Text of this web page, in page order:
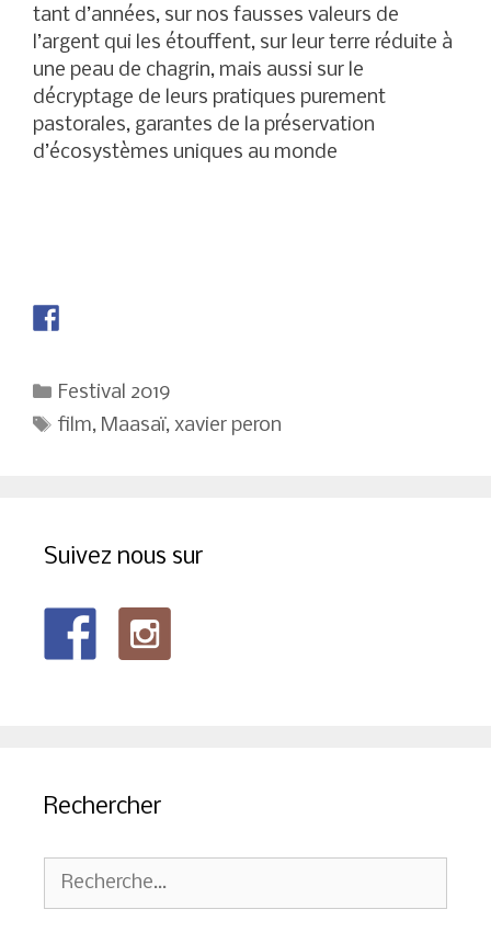
tant d’années, sur nos fausses valeurs de
l’argent qui les étouffent, sur leur terre réduite à
une peau de chagrin, mais aussi sur le
décryptage de leurs pratiques purement
pastorales, garantes de la préservation
d’écosystèmes uniques au monde
Catégories
Festival 2019
Étiquettes
film, Maasaï,xavier peron
Suivez nous sur
Rechercher
Rechercher :